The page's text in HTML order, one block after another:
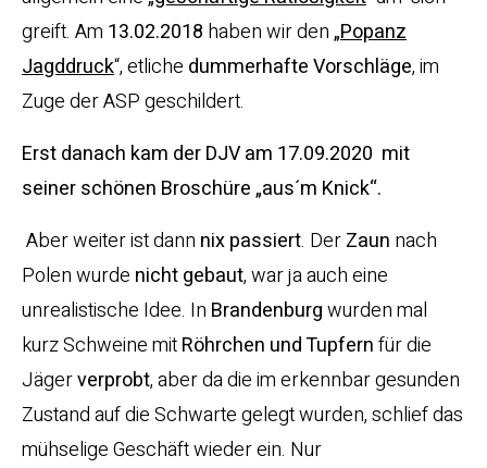
greift. Am 13.02.2018 haben wir den„Popanz
Jagddruck“, etliche dummerhafte Vorschläge, im
Zuge der ASP geschildert.
Erst danach kam der DJV am 17.09.2020 mit
seiner schönen Broschüre „aus´m Knick“.
Aber weiter ist dann nix passiert. DerZaun nach
Polen wurde nichtgebaut, war ja auch eine
unrealistische Idee. In Brandenburgwurden mal
kurz Schweine mitRöhrchen und Tupfernfür die
Jägerverprobt, aber da die im erkennbar gesunden
Zustand auf die Schwarte gelegt wurden, schlief das
mühselige Geschäft wieder ein. Nur